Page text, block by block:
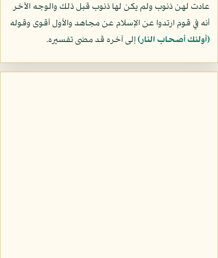
عادت لهن ذنوب ولم يكن لها ذنوب قبل ذلك والوجه الآخر
أنه في قوم ارتدوا عن الإسلام عن مجاهد والأول أقوى وقوله
﴿أولئك أصحاب النار﴾إلى آخره قد مضى تفسيره.